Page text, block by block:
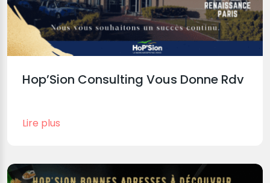
Hop’Sion Consulting Vous Donne Rdv
Lire plus